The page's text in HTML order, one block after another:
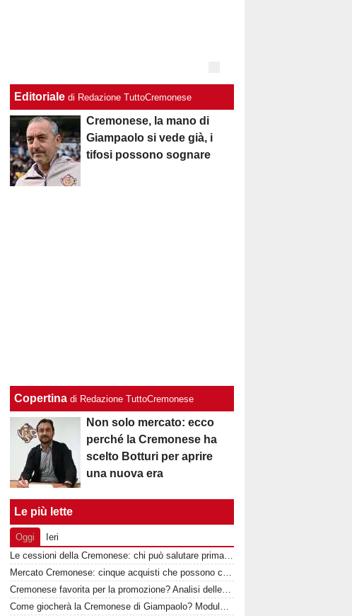
Editoriale di Redazione TuttoCremonese
Cremonese, la mano di
Giampaolo si vede già, i
tifosi possono sognare
Copertina di Redazione TuttoCremonese
Non solo mercato: ecco
perché la Cremonese ha
scelto Botturi per aprire
una nuova era
Le più lette
Oggi
Ieri
Le cessioni della Cremonese: chi può salutare prima della chiusura del mercato
Mercato Cremonese: cinque acquisti che possono cambiare la stagione dei grigiorossi
Cremonese favorita per la promozione? Analisi delle rivali e percentuali di ritorno in Serie A
Come giocherà la Cremonese di Giampaolo? Modulo, idee tattiche e nuovi protagonisti